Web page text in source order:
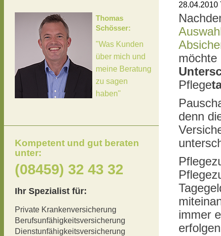
28.04.2010
möchte
Pflege
denn
immer
Thomas
Schösser:
"Was Kunden
über mich und
meine Beratung
zu sagen
haben"
Kompetent und gut beraten
unter:
(08459) 32 43 32
Ihr Spezialist für:
Private Krankenversicherung
Berufsunfähigkeitsversicherung
Dienstunfähigkeitsversicherung